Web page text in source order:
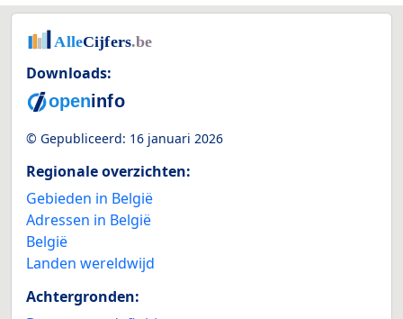
Downloads:
© Gepubliceerd: 16 januari 2026
Regionale overzichten:
Gebieden in België
Adressen in België
België
Landen wereldwijd
Achtergronden: